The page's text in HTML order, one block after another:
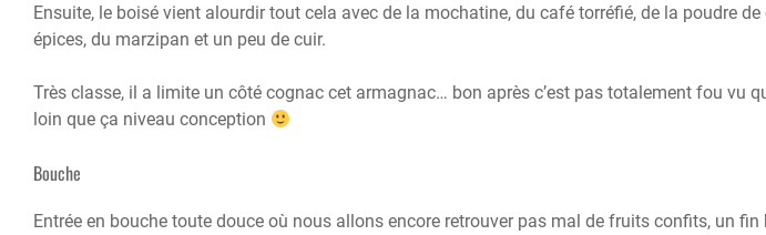
Ensuite, le boisé vient alourdir tout cela avec de la mochatine, du café torréfié, de la poudre
épices, du marzipan et un peu de cuir.
Très classe, il a limite un côté cognac cet armagnac… bon après c’est pas totalement fou vu
loin que ça niveau conception
Bouche
Entrée en bouche toute douce où nous allons encore retrouver pas mal de fruits confits, un fin